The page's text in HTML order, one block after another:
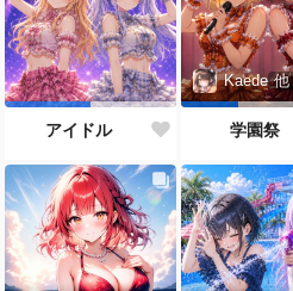
アイドル
Kaede 他
学園祭